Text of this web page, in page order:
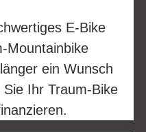
E-Bike
Mountainbike
ein Wunsch
Ihr Traum-Bike